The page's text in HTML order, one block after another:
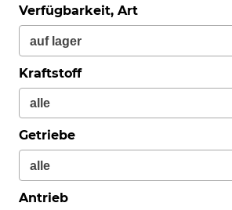
Verfügbarkeit, Art
Kraftstoff
Getriebe
Antrieb